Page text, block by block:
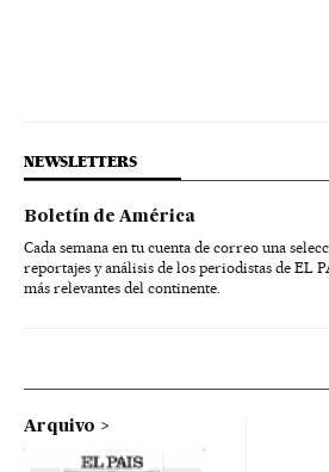
NEWSLETTERS
Boletín de América
Cada semana en tu cuenta de correo una
reportajes y análisis de los periodistas de EL
más relevantes del continente.
Arquivo